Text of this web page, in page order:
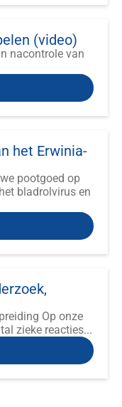
(video)
nacontrole van
het Erwinia-
pootgoed op
bladrolvirus en
Op onze
zieke reacties...